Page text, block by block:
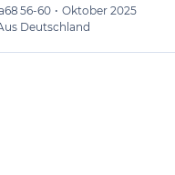
56-60 • Oktober 2025
Deutschland